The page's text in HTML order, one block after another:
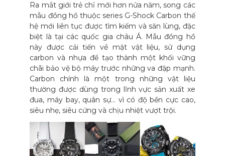
Ra mắt giới trẻ chỉ mới hơn nửa năm, song các
mẫu đồng hồ thuộc series G-Shock Carbon thế
hệ mới liên tục được tìm kiếm và săn lùng, đặc
biệt là tại các quốc gia châu Á. Mẫu đồng hồ
này được cải tiến về mặt vật liệu, sử dụng
carbon và nhựa để tạo thành một khối vững
chãi bảo vệ bộ máy trước những va đập mạnh.
Carbon chính là một trong những vật liệu
thường được dùng trong lĩnh vực sản xuất xe
đua, máy bay, quân sự… vì có độ bền cực cao,
siêu nhẹ, siêu cứng và chịu nhiệt vượt trội.